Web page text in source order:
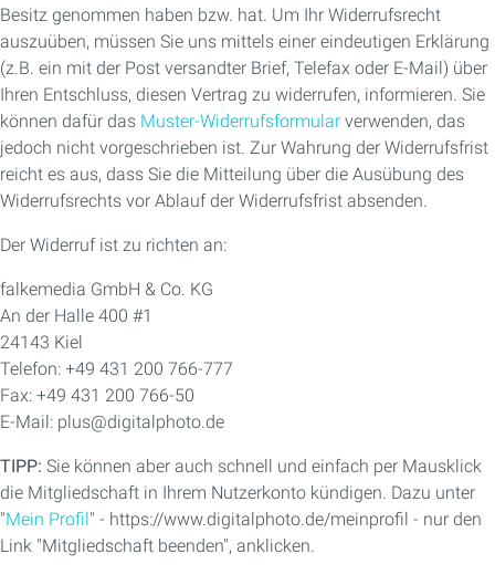
Besitz genommen haben bzw. hat. Um Ihr Widerrufsrecht
auszuüben, müssen Sie uns mittels einer eindeutigen Erklärung
(z.B. ein mit der Post versandter Brief, Telefax oder E-Mail) über
Ihren Entschluss, diesen Vertrag zu widerrufen, informieren. Sie
können dafür das Muster-Widerrufsformular verwenden, das
jedoch nicht vorgeschrieben ist. Zur Wahrung der Widerrufsfrist
reicht es aus, dass Sie die Mitteilung über die Ausübung des
Widerrufsrechts vor Ablauf der Widerrufsfrist absenden.
Der Widerruf ist zu richten an:
falkemedia GmbH & Co. KG
An der Halle 400 #1
24143 Kiel
Telefon: +49 431 200 766-777
Fax: +49 431 200 766-50
E-Mail: plus@digitalphoto.de
TIPP: Sie können aber auch schnell und einfach per Mausklick
die Mitgliedschaft in Ihrem Nutzerkonto kündigen. Dazu unter
"Mein Profil" - https://www.digitalphoto.de/meinprofil - nur den
Link "Mitgliedschaft beenden", anklicken.